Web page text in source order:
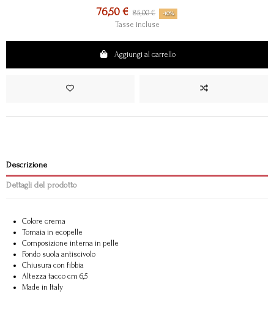
76,50 € 85,00 € -10%
Tasse incluse
Aggiungi al carrello
Descrizione
Dettagli del prodotto
Colore crema
Tomaia in ecopelle
Composizione interna in pelle
Fondo suola antiscivolo
Chiusura con fibbia
Altezza tacco cm 6,5
Made in Italy